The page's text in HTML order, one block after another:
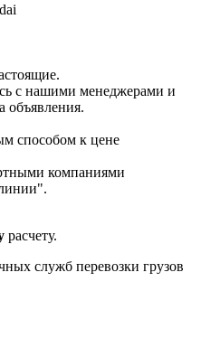
с нашими менеджерами и
объявления.
способом к цене
компаниями
расчету.
служб перевозки грузов